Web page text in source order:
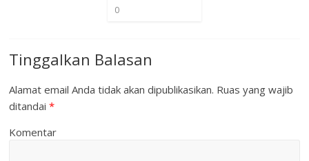
0
Tinggalkan Balasan
Alamat email Anda tidak akan dipublikasikan. Ruas yang wajib
ditandai*
Komentar